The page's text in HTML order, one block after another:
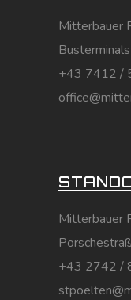
Mitterbauer
+43 7412 /
Mitterbauer
+43 2742 /